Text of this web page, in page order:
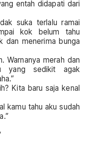
entah didapati dari
suka terlalu ramai
kok belum tahu
dan menerima bunga
Warnanya merah dan
yang sedikit agak
Kita baru saja kenal
kamu tahu aku sudah